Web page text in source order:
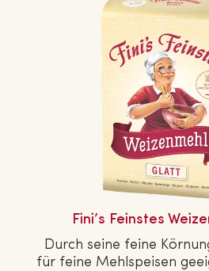
Fini’s Feinstes
Durch seine feine
für feine Mehl­spei­sen